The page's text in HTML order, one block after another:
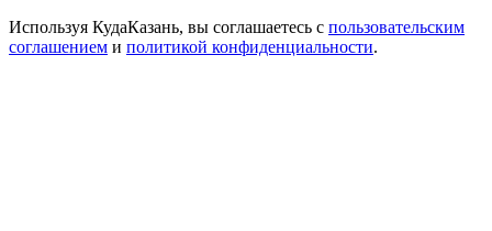
Используя КудаКазань, вы соглашаетесь с пользовательским
соглашением и политикой конфиденциальности.